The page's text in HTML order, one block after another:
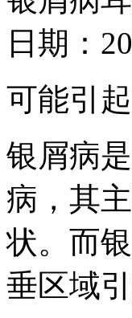
日期：
可能引
银屑病
病，其
状。而
垂区域